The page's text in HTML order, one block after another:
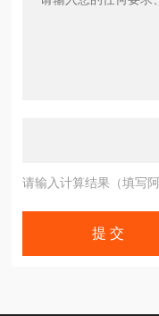
请输入计算结果（填写